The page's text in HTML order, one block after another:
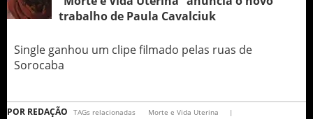
trabalho de Paula Cavalciuk
Single ganhou um clipe filmado pelas ruas de
Sorocaba
POR REDAÇÃO TAGs relacionadas Morte e Vida Uterina |